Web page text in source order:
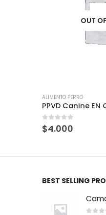
ALIMENTO PERRO
Pro Plan
0out of 5
$26.000
BEST SELLING